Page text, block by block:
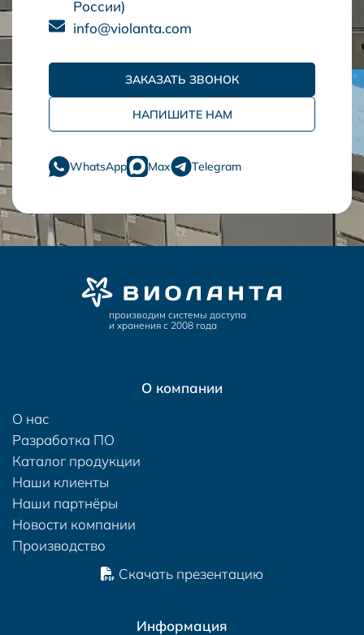
России)
info@violanta.com
ЗАКАЗАТЬ ЗВОНОК
НАПИШИТЕ НАМ
WhatsApp Max Telegram
производим системы доступа
и хранения с 2008 года
О компании
О нас
Разработка ПО
Каталог продукции
Наши клиенты
Наши партнёры
Новости компании
Производство
Скачать презентацию
Информация